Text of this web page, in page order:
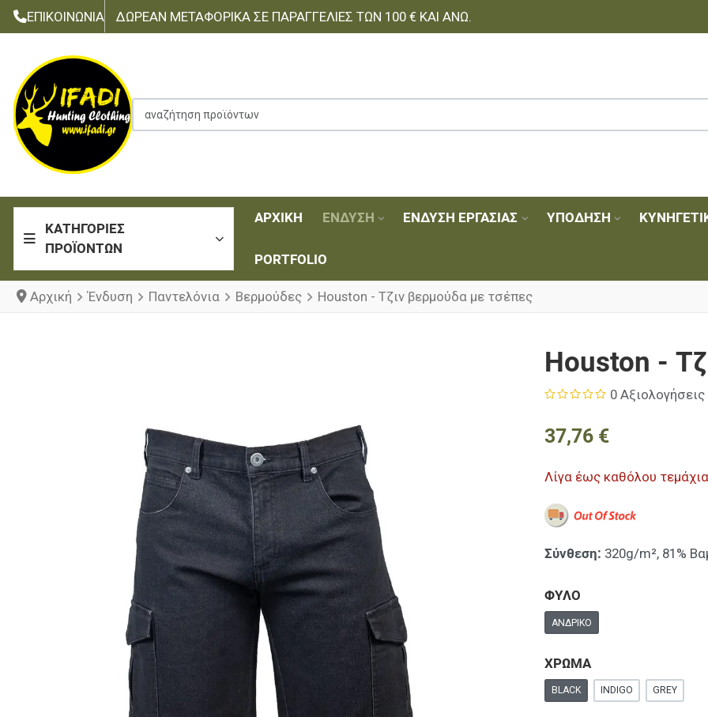
ΕΠΙΚΟΙΝΩΝΊΑ ΔΩΡΕΆΝ ΜΕΤΑΦΟΡΙΚΆ ΣΕ ΠΑΡΑΓΓΕΛΊΕΣ ΤΩΝ 100 € ΚΑΙ ΆΝΩ.
αναζήτηση προϊόντων
ΚΑΤΗΓΟΡΊΕΣ
ΠΡΟΪΌΝΤΩΝ
ΑΡΧΙΚΉ ΈΝΔΥΣΗ ΈΝΔΥΣΗ ΕΡΓΑΣΊΑΣ ΥΠΌΔΗΣΗ
PORTFOLIO
Αρχική Ένδυση Παντελόνια Βερμούδες Houston - Τζιν βερμούδα με τσέπες
Houston -
0 Αξιολογήσεις
37,76 €
Λίγα έως καθόλου τεμάχια
Σύνθεση: 320g/m², 81%
ΦΥΛΟ
ΑΝΔΡΙΚΌ
ΧΡΩΜΑ
BLACK INDIGO GREY